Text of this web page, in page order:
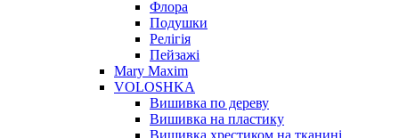
Флора
Подушки
Релігія
Пейзажі
Mary Maxim
VOLOSHKA
Вишивка по дереву
Вишивка на пластику
Вишивка хрестиком на тканині